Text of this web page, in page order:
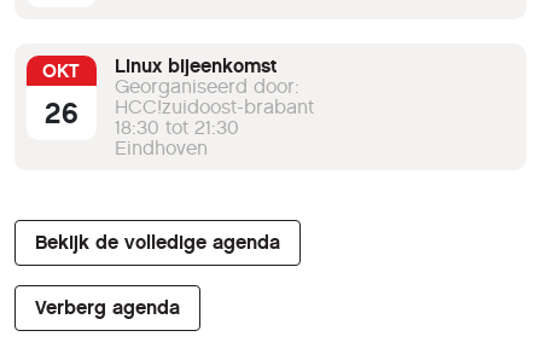
OKT
26
Linux bijeenkomst
Georganiseerd door:
HCC!zuidoost-brabant
18:30 tot 21:30
Eindhoven
Bekijk de volledige agenda
Verberg agenda